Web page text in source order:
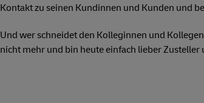
Kontakt zu seinen Kundinnen und Kunden und
Und wer schneidet den Kolleginnen und
nicht mehr und bin heute einfach lieber Zusteller